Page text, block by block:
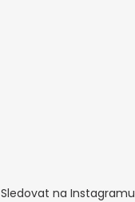
Sledovat na Instagramu